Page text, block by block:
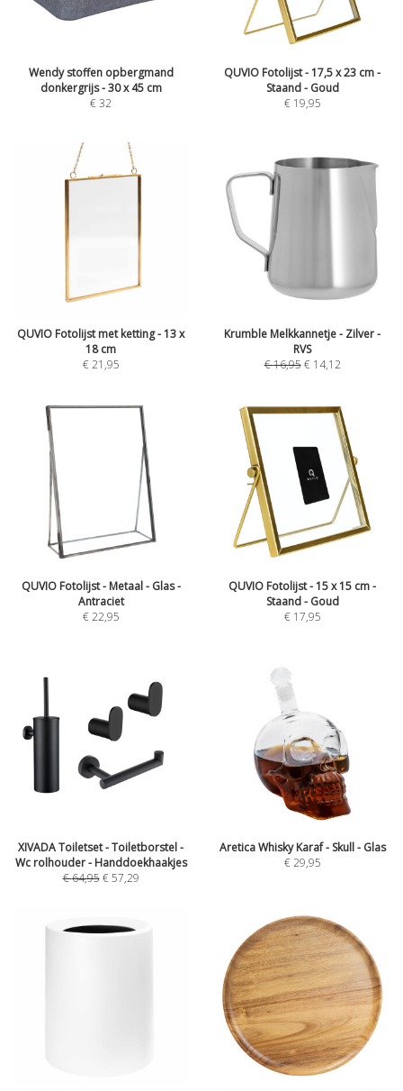
Wendy stoffen opbergmand
donkergrijs - 30 x 45 cm
€32
QUVIO Fotolijst - 17,5 x 23 cm -
Staand - Goud
€ 19,95
QUVIO Fotolijst met ketting - 13 x
18 cm
€21,95
Krumble Melkkannetje - Zilver -
RVS
€16,95 € 14,12
QUVIO Fotolijst - Metaal - Glas -
Antraciet
€22,95
QUVIO Fotolijst - 15 x 15 cm -
Staand - Goud
€ 17,95
XIVADA Toiletset - Toiletborstel -
Wc rolhouder - Handdoekhaakjes
€64,95 €57,29
Aretica Whisky Karaf - Skull - Glas
€29,95